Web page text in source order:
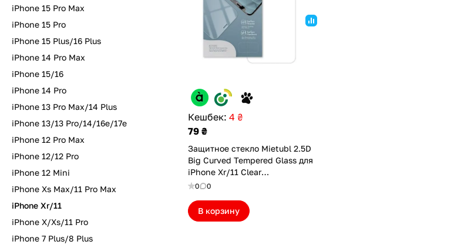
Кешбек: 4 ₴
79 ₴
Защитное стекло Mietubl 2.5D
Big Curved Tempered Glass для
iPhone Xr/11 Clear
(MTBL25D11PCL)
0 0
В корзину
iPhone 15 Pro Max
iPhone 15 Pro
iPhone 15 Plus/16 Plus
iPhone 14 Pro Max
iPhone 15/16
iPhone 14 Pro
iPhone 13 Pro Max/14 Plus
iPhone 13/13 Pro/14/16e/17e
iPhone 12 Pro Max
iPhone 12/12 Pro
iPhone 12 Mini
iPhone Xs Max/11 Pro Max
iPhone Xr/11
iPhone X/Xs/11 Pro
iPhone 7 Plus/8 Plus